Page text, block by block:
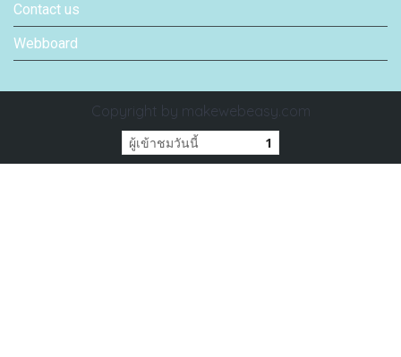
Contact us
Webboard
Copyright by makewebeasy.com
ผู้เข้าชมวันนี้ 1